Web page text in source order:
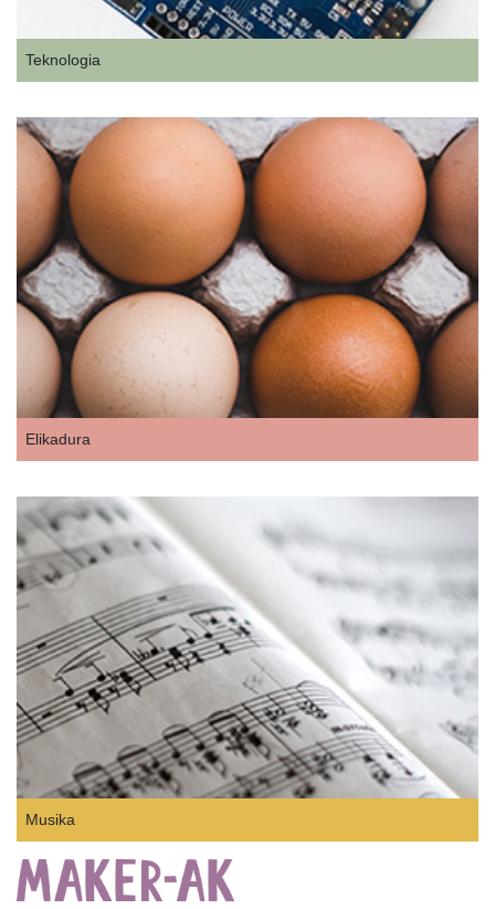
Teknologia
Elikadura
Musika